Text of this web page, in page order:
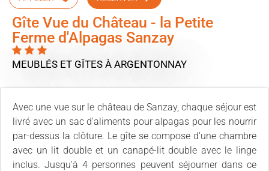
Gîte Vue du Château - la Petite
Ferme d'Alpagas Sanzay
MEUBLÉS ET GÎTES À ARGENTONNAY
Avec une vue sur le château de Sanzay, chaque séjour est
livré avec un sac d'aliments pour alpagas pour les nourrir
par-dessus la clôture. Le gîte se compose d'une chambre
avec un lit double et un canapé-lit double avec le linge
inclus. Jusqu'à 4 personnes peuvent séjourner dans ce